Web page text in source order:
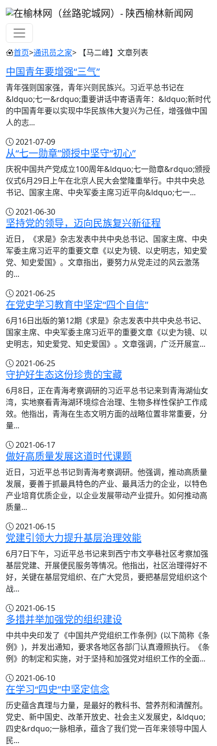
首页>通讯员之家> 【马二峰】文章列表
中国青年要增强“三气”
青年强则国家强，青年兴则民族兴。习近平总书记在
&ldquo;七一&rdquo;重要讲话中寄语青年：&ldquo;新时代
的中国青年要以实现中华民族伟大复兴为己任，增强做中国
人的志...
2021-07-09
从“七一勋章”颁授中坚守“初心”
庆祝中国共产党成立100周年&ldquo;七一勋章&rdquo;颁授
仪式6月29日上午在北京人民大会堂隆重举行。中共中央总
书记、国家主席、中央军委主席习近平向&ldquo;七一...
2021-06-30
坚持党的领导，迈向民族复兴新征程
近日，《求是》杂志发表中共中央总书记、国家主席、中央
军委主席习近平的重要文章《以史为镜、以史明志，知史爱
党、知史爱国》。文章指出，要努力从党走过的风云激荡
的...
2021-06-25
在党史学习教育中坚定“四个自信”
6月16日出版的第12期《求是》杂志发表中共中央总书记、
国家主席、中央军委主席习近平的重要文章《以史为镜、以
史明志，知史爱党、知史爱国》。文章强调，广泛开展宣...
2021-06-25
守护好生态这份珍贵的宝藏
6月8日，正在青海考察调研的习近平总书记来到青海湖仙女
湾，实地察看青海湖环境综合治理、生物多样性保护工作成
效。他指出，青海在生态文明方面的战略位置非常重要，分
量...
2021-06-17
做好高质量发展这道时代课题
近日，习近平总书记到青海考察调研。他强调，推动高质量
发展，要善于抓最具特色的产业、最具活力的企业，以特色
产业培育优质企业，以企业发展带动产业提升。如何推动高
质量...
2021-06-15
党建引领大力提升基层治理效能
6月7日下午，习近平总书记来到西宁市文亭巷社区考察加强
基层党建、开展便民服务等情况。他指出，社区治理得好不
好，关键在基层党组织、在广大党员，要把基层党组织这个
战...
2021-06-15
多措并举加强党的组织建设
中共中央印发了《中国共产党组织工作条例》(以下简称《条
例》)，并发出通知，要求各地区各部门认真遵照执行。《条
例》的制定和实施，对于坚持和加强党对组织工作的全面...
2021-06-10
在学习“四史”中坚定信念
历史蕴含真理与力量，是最好的教科书、营养剂和清醒剂。
党史、新中国史、改革开放史、社会主义发展史，&ldquo;
四史&rdquo;一脉相承，蕴含了我们党一百年来领导中国人
民...